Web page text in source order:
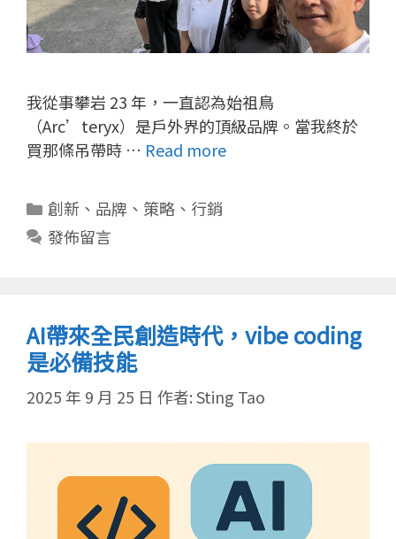
我從事攀岩 23 年，一直認為始祖鳥
（Arc’teryx）是戶外界的頂級品牌。當我終於
買那條吊帶時 … Read more
分
類
創新、 品牌、 策略、 行銷
發佈留言
AI帶來全民創造時代，vibe coding
是必備技能
2025 年 9 月 25 日 作者:Sting Tao